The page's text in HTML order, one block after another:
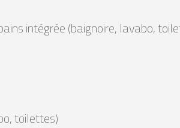
intégrée (baignoire, lavabo,
toilettes)